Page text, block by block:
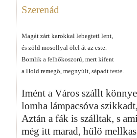
Szerenád
Magát zárt karokkal lebegteti lent,
és zöld mosollyal ölel át az este.
Bomlik a felhőkoszorú, mert kifent
a Hold remegő, megnyúlt, sápadt teste.
Imént a Város szállt
lomha lámpacsóva
Aztán a fák is szálltak, s
még itt marad, hűlő